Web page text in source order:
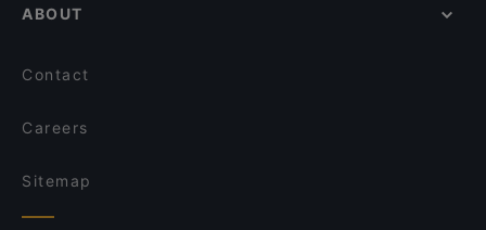
ABOUT
Contact
Careers
Sitemap